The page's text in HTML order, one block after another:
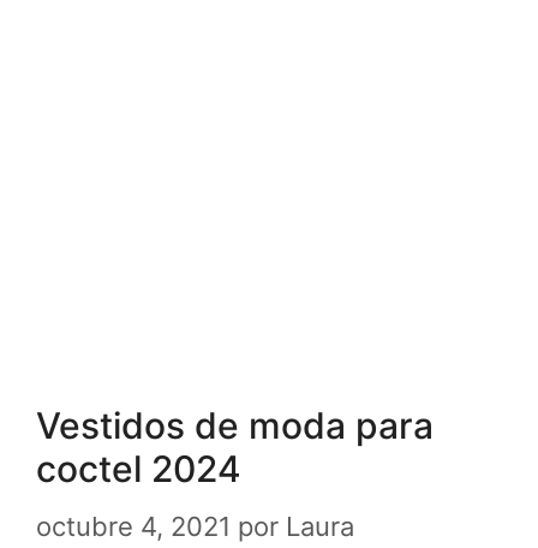
Vestidos de moda para
coctel 2024
octubre 4, 2021 por Laura